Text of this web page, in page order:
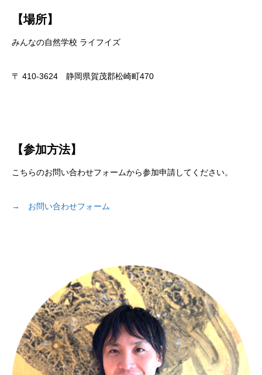
【場所】
みんなの自然学校 ライフイズ
〒 410-3624 静岡県賀茂郡松崎町470
【参加方法】
こちらのお問い合わせフォームから参加申請してください。
→ お問い合わせフォーム